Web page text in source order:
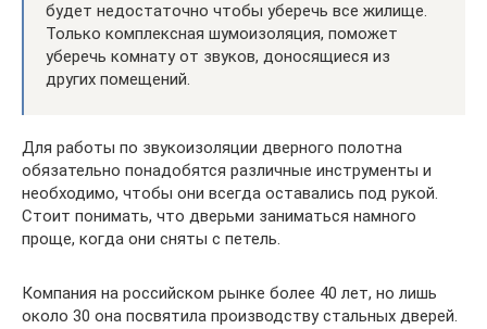
будет недостаточно чтобы уберечь все жилище.
Только комплексная шумоизоляция, поможет
уберечь комнату от звуков, доносящиеся из
других помещений.
Для работы по звукоизоляции дверного полотна
обязательно понадобятся различные инструменты и
необходимо, чтобы они всегда оставались под рукой.
Стоит понимать, что дверьми заниматься намного
проще, когда они сняты с петель.
Компания на российском рынке более 40 лет, но лишь
около 30 она посвятила производству стальных дверей.